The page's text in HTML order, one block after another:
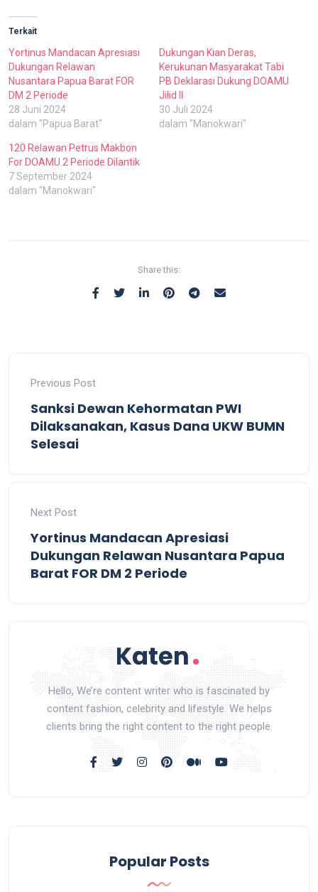
Terkait
Yortinus Mandacan Apresiasi
Dukungan Relawan
Nusantara Papua Barat FOR
DM 2 Periode
28 Juni 2024
dalam "Papua Barat"
Dukungan Kian Deras,
Kerukunan Masyarakat Tabi
PB Deklarasi Dukung DOAMU
Jilid II
30 Juli 2024
dalam "Manokwari"
120 Relawan Petrus Makbon
For DOAMU 2 Periode Dilantik
7 September 2024
dalam "Manokwari"
Share this:
Previous Post
Sanksi Dewan Kehormatan PWI
Dilaksanakan, Kasus Dana UKW BUMN
Selesai
Next Post
Yortinus Mandacan Apresiasi
Dukungan Relawan Nusantara Papua
Barat FOR DM 2 Periode
Hello, We’re content writer who is fascinated by
content fashion, celebrity and lifestyle. We helps
clients bring the right content to the right people.
Popular Posts